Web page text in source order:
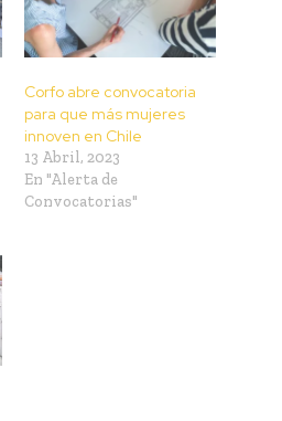
Corfo abre convocatoria
para que más mujeres
innoven en Chile
13 Abril, 2023
En "Alerta de
Convocatorias"